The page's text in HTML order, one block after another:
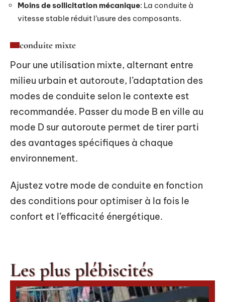
Moins de sollicitation mécanique: La conduite à
vitesse stable réduit l’usure des composants.
conduite mixte
Pour une utilisation mixte, alternant entre
milieu urbain et autoroute, l’adaptation des
modes de conduite selon le contexte est
recommandée. Passer du mode B en ville au
mode D sur autoroute permet de tirer parti
des avantages spécifiques à chaque
environnement.
Ajustez votre mode de conduite en fonction
des conditions pour optimiser à la fois le
confort et l’efficacité énergétique.
Les plus plébiscités